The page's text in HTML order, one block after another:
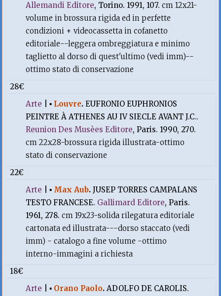
Allemandi Editore, Torino. 1991, 107.cm 12x21-
volume in brossura rigida ed in perfette
condizioni + videocassetta in cofanetto
editoriale--leggera ombreggiatura e minimo
taglietto al dorso di quest'ultimo (vedi imm)--
ottimo stato di conservazione
28€
Arte |▪ Louvre.EUFRONIO EUPHRONIOS
PEINTRE À ATHENES AU IV SIECLE AVANT J.C..
Reunion Des Musèes Editore, Paris. 1990, 270.
cm 22x28-brossura rigida illustrata-ottimo
stato di conservazione
22€
Arte |▪ Max Aub.JUSEP TORRES CAMPALANS
TESTO FRANCESE. Gallimard Editore, Paris.
1961, 278.cm 19x23-solida rilegatura editoriale
cartonata ed illustrata---dorso staccato (vedi
imm) - catalogo a fine volume -ottimo
interno-immagini a richiesta
18€
Arte |▪ Orano Paolo.ADOLFO DE CAROLIS.